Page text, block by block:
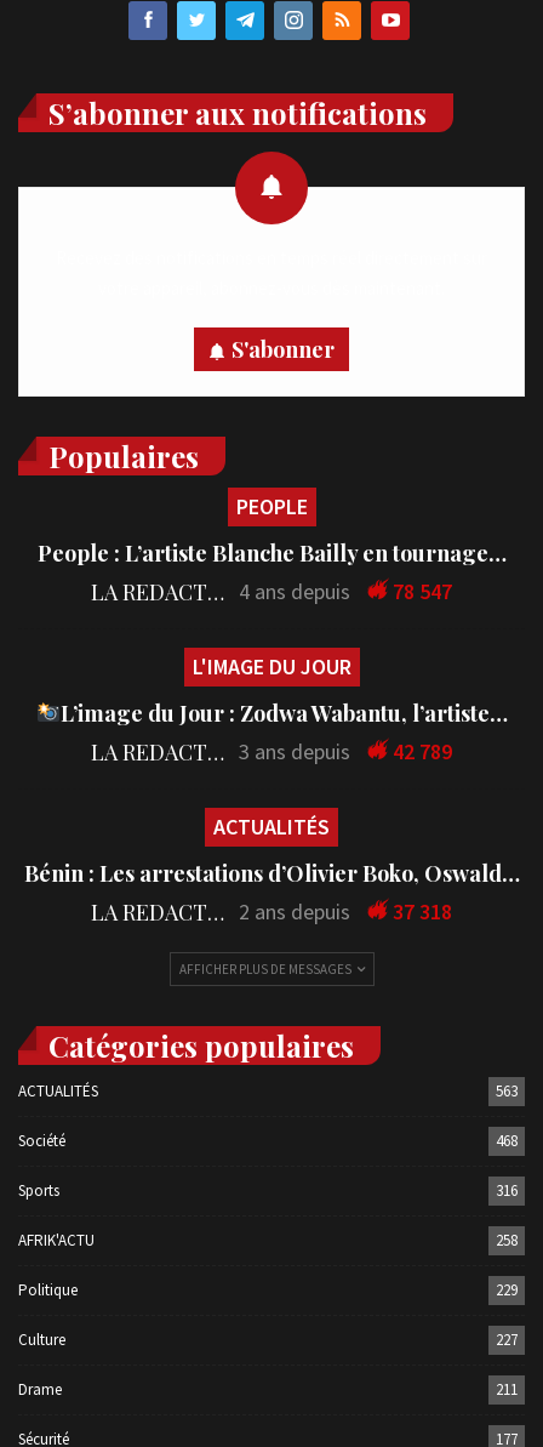
S’abonner aux notifications
S'abonner
Populaires
PEOPLE
People : L’artiste Blanche Bailly en tournage…
LA REDACTION 4 ans depuis 78 547
L'IMAGE DU JOUR
L’image du Jour : Zodwa Wabantu, l’artiste…
LA REDACTION 3 ans depuis 42 789
ACTUALITÉS
Bénin : Les arrestations d’Olivier Boko, Oswald…
LA REDACTION 2 ans depuis 37 318
AFFICHER PLUS DE MESSAGES
Catégories populaires
ACTUALITÉS 563
Société 468
Sports 316
AFRIK'ACTU 258
Politique 229
Culture 227
Drame 211
Sécurité 177